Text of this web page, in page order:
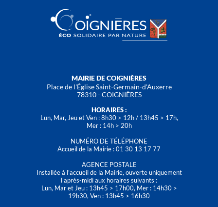
MAIRIE DE COIGNIÈRES
Place de l'Église Saint-Germain-d'Auxerre
78310 - COIGNIÈRES
HORAIRES :
Lun, Mar, Jeu et Ven : 8h30 > 12h / 13h45 > 17h,
Mer : 14h > 20h
NUMÉRO DE TÉLÉPHONE
Accueil de la Mairie : 01 30 13 17 77
AGENCE POSTALE
Installée à l’accueil de la Mairie, ouverte uniquement
l'après-midi aux horaires suivants :
Lun, Mar et Jeu : 13h45 > 17h00, Mer : 14h30 >
19h30, Ven : 13h45 > 16h30